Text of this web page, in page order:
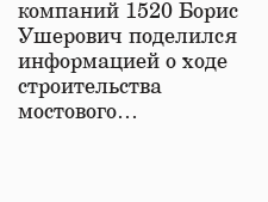
компаний 1520 Борис
Ушерович поделился
информацией о ходе
строительства
мостового…